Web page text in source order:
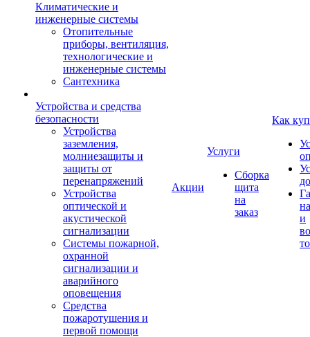
Климатические и
инженерные системы
Отопительные
приборы, вентиляция,
технологические и
инженерные системы
Сантехника
Устройства и средства
безопасности
Устройства
заземления,
молниезащиты и
защиты от
перенапряжений
Устройства
оптической и
акустической
сигнализации
Системы пожарной,
охранной
сигнализации и
аварийного
оповещения
Средства
пожаротушения и
первой помощи
Акции
Услуги
Сборка
щита
на
заказ
Как
и